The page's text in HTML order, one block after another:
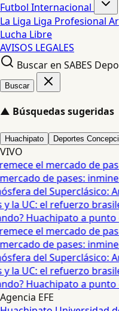
Futbol Internacional
La Liga Liga Profesional
Lucha Libre
AVISOS LEGALES
Buscar en SABES
Buscar
▲ Búsquedas sugeridas
Huachipato Deportes
VIVO
el mercado de
de pases:
del Superclásico:
UC: el refuerzo
Huachipato a punto
el mercado de
de pases:
del Superclásico:
UC: el refuerzo
Huachipato a punto
Agencia EFE